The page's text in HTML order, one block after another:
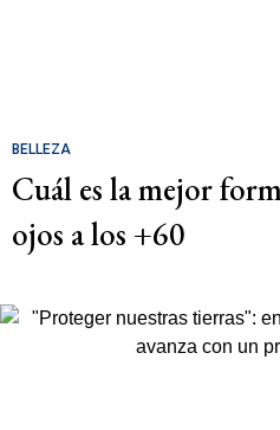
BELLEZA
Cuál es la mejor
ojos a los +60